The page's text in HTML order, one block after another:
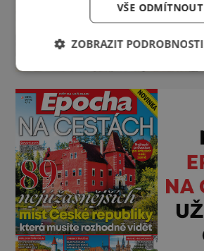
VŠE ODMÍTNOUT
ZOBRAZIT PODROBNOSTI